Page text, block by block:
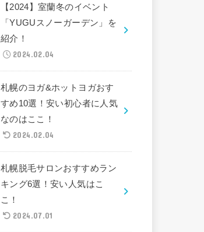
【2024】室蘭冬のイベント
「YUGUスノーガーデン」を
紹介！
2024.02.04
札幌のヨガ&ホットヨガおす
すめ10選！安い初心者に人気
なのはここ！
2024.02.04
札幌脱毛サロンおすすめラン
キング6選！安い人気はこ
こ！
2024.07.01